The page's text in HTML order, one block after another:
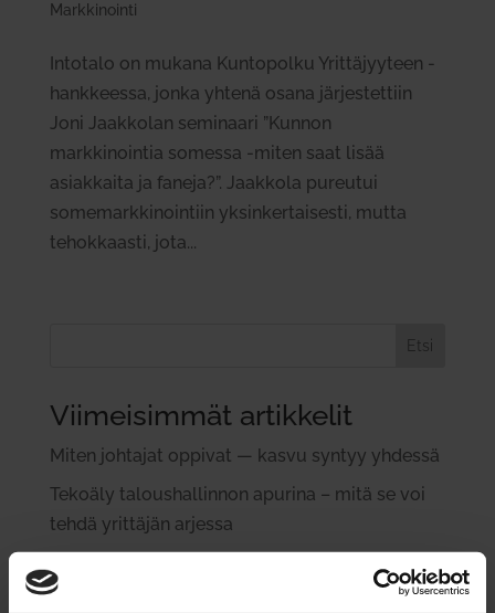
Markkinointi
Intotalo on mukana Kuntopolku Yrittäjyyteen -
hankkeessa, jonka yhtenä osana järjestettiin
Joni Jaakkolan seminaari ”Kunnon
markkinointia somessa -miten saat lisää
asiakkaita ja faneja?”. Jaakkola pureutui
somemarkkinointiin yksinkertaisesti, mutta
tehokkaasti, jota...
Etsi
Viimeisimmät artikkelit
Miten joh­tajat oppivat — kasvu syntyy yhdessä
Tekoäly talous­hal­linnon apurina – mitä se voi
tehdä yrit­täjän arjessa
Halonen: Yri­tysidea sai alkunsa perheen ruo­ka­